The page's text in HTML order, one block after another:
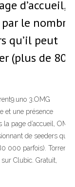
d’accueil,
le nombre
qu’il peut
(plus de 80
3.OMG
et une présence
page d’accueil, OMG
de seeders qu’il
000 parfois). Torrent
Clubic. Gratuit,